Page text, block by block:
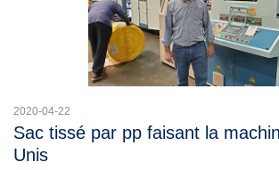
2020-04-22
Sac tissé par pp faisant la
Unis